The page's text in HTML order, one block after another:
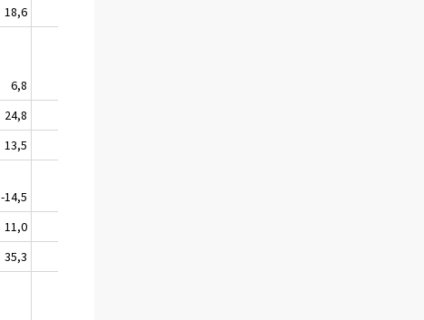
18,6
6,8
24,8
13,5
-14,5
11,0
35,3